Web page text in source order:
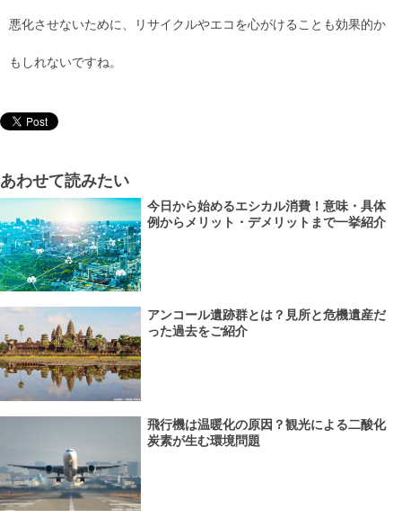
悪化させないために、リサイクルやエコを心がけることも効果的か
もしれないですね。
あわせて読みたい
今日から始めるエシカル消費！意味・具体
例からメリット・デメリットまで一挙紹介
アンコール遺跡群とは？見所と危機遺産だ
った過去をご紹介
飛行機は温暖化の原因？観光による二酸化
炭素が生む環境問題